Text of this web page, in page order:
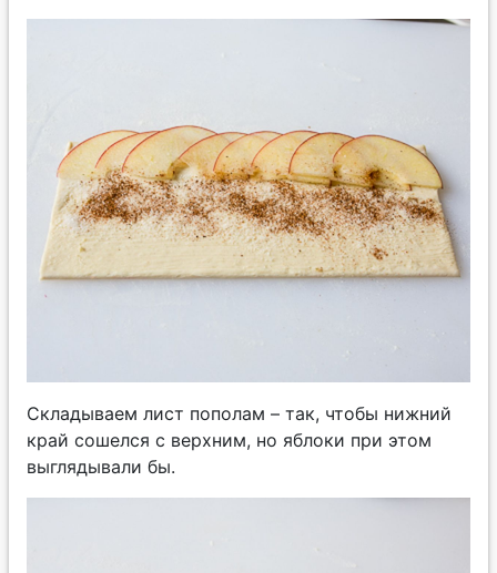
Складываем лист пополам – так, чтобы нижний
край сошелся с верхним, но яблоки при этом
выглядывали бы.